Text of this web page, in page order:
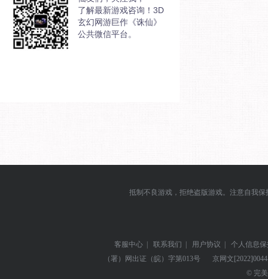
了解最新游戏咨询！3D
玄幻网游巨作《诛仙》
公共微信平台。
抵制不良游戏，拒绝盗版游戏。注意自我
客服中心 | 联系我们 | 用户协议 |
个人信息
（署）网出证（皖）字第013号
京网文
© 完美